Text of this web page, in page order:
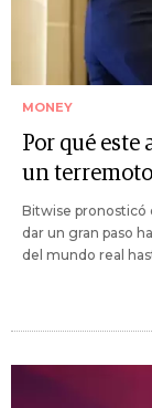
MONEY
Por qué
un
Bitwise pronosticó
dar un gran paso
del mundo real